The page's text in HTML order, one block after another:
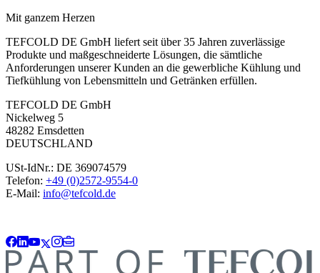
Mit ganzem Herzen
TEFCOLD DE GmbH liefert seit über 35 Jahren zuverlässige
Produkte und maßgeschneiderte Lösungen, die sämtliche
Anforderungen unserer Kunden an die gewerbliche Kühlung und
Tiefkühlung von Lebensmitteln und Getränken erfüllen.
TEFCOLD DE GmbH
Nickelweg 5
48282 Emsdetten
DEUTSCHLAND
USt-IdNr.: DE 369074579
Telefon: +49 (0)2572-9554-0
E-Mail: info@tefcold.de